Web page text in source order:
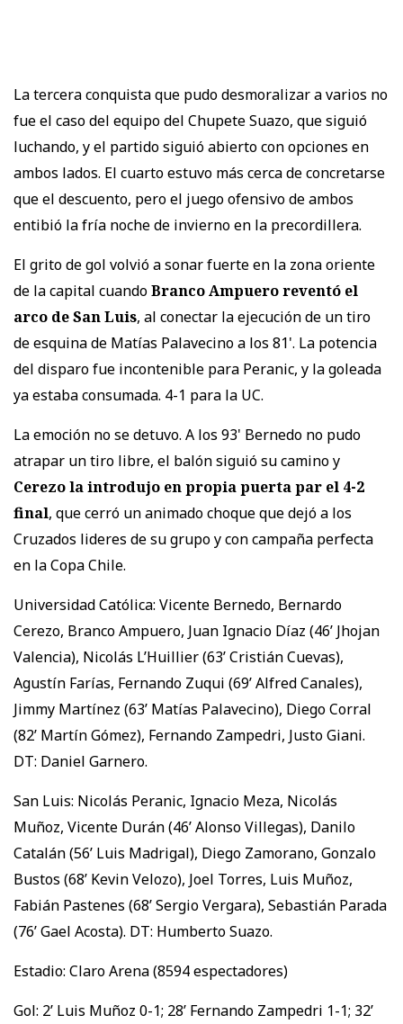
La tercera conquista que pudo desmoralizar a varios no
fue el caso del equipo del Chupete Suazo, que siguió
luchando, y el partido siguió abierto con opciones en
ambos lados. El cuarto estuvo más cerca de concretarse
que el descuento, pero el juego ofensivo de ambos
entibió la fría noche de invierno en la precordillera.
El grito de gol volvió a sonar fuerte en la zona oriente
de la capital cuandoBranco Ampuero reventó el
arco de San Luis, al conectar la ejecución de un tiro
de esquina de Matías Palavecino a los 81'. La potencia
del disparo fue incontenible para Peranic, y la goleada
ya estaba consumada. 4-1 para la UC.
La emoción no se detuvo. A los 93' Bernedo no pudo
atrapar un tiro libre, el balón siguió su camino y
Cerezo la introdujo en propia puerta par el 4-2
final, que cerró un animado choque que dejó a los
Cruzados lideres de su grupo y con campaña perfecta
en la Copa Chile.
Universidad Católica: Vicente Bernedo, Bernardo
Cerezo, Branco Ampuero, Juan Ignacio Díaz (46’ Jhojan
Valencia), Nicolás L’Huillier (63’ Cristián Cuevas),
Agustín Farías, Fernando Zuqui (69’ Alfred Canales),
Jimmy Martínez (63’ Matías Palavecino), Diego Corral
(82’ Martín Gómez), Fernando Zampedri, Justo Giani.
DT: Daniel Garnero.
San Luis: Nicolás Peranic, Ignacio Meza, Nicolás
Muñoz, Vicente Durán (46’ Alonso Villegas), Danilo
Catalán (56’ Luis Madrigal), Diego Zamorano, Gonzalo
Bustos (68’ Kevin Velozo), Joel Torres, Luis Muñoz,
Fabián Pastenes (68’ Sergio Vergara), Sebastián Parada
(76’ Gael Acosta). DT: Humberto Suazo.
Estadio: Claro Arena (8594 espectadores)
Gol: 2’ Luis Muñoz 0-1; 28’ Fernando Zampedri 1-1; 32’